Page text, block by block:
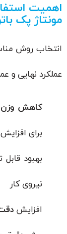
اهمیت
مونتاژ پک
انتخاب روش
عملکرد نهایی و
کاهش وزن
برای
بهبود قابل
نیروی کار
افزایش